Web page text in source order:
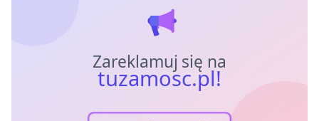
Zareklamuj się na
tuzamosc.pl!